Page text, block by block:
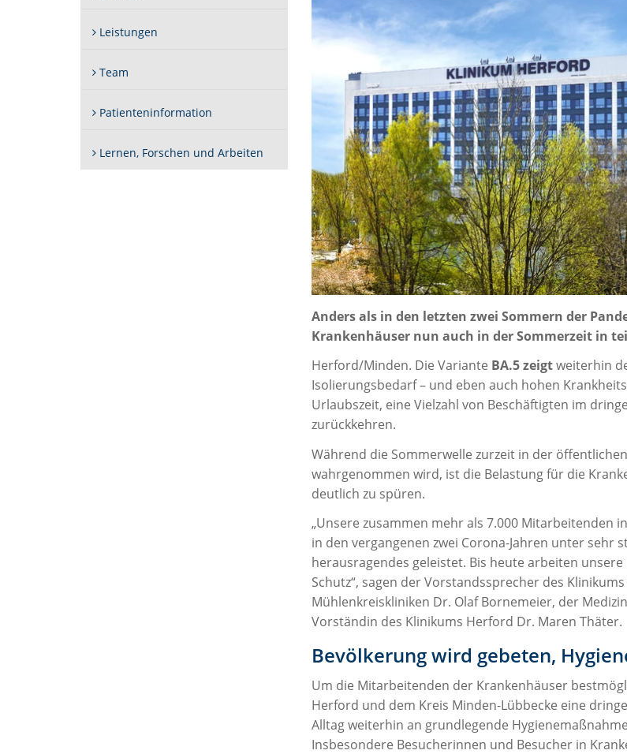
Anders als in den letzten zwei Sommern der
Krankenhäuser nun auch in der Sommerzeit in
Herford/Minden. Die Variante BA.5 zeigtweiterhin
Isolierungsbedarf – und eben auch hohen
Urlaubszeit, eine Vielzahl von Beschäftigten im
zurückkehren.
Während die Sommerwelle zurzeit in der
wahrgenommen wird, ist die Belastung für die
deutlich zu spüren.
„Unsere zusammen mehr als 7.000 Mitarbeitenden
in den vergangenen zwei Corona-Jahren unter
herausragendes geleistet. Bis heute arbeiten
Schutz“, sagen der Vorstandssprecher des
Mühlenkreiskliniken Dr. Olaf Bornemeier, der
Vorständin des Klinikums Herford Dr. Maren Thäter.
Bevölkerung wird gebeten,
Um die Mitarbeitenden der Krankenhäuser
Herford und dem Kreis Minden-Lübbecke eine
Alltag weiterhin an grundlegende
Insbesondere Besucherinnen und Besucher in
Leistungen
Team
Patienteninformation
Lernen, Forschen und Arbeiten